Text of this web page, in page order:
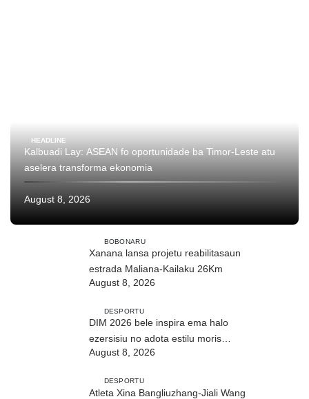
HEADLINE
Kalbuadi Lay: ASEAN fo oportunidade ba Timor-Leste atu
aselera transforma ekonomia
August 8, 2026
BOBONARU
Xanana lansa projetu reabilitasaun
estrada Maliana-Kailaku 26Km
August 8, 2026
DESPORTU
DIM 2026 bele inspira ema halo
ezersisiu no adota estilu moris
saudável
August 8, 2026
DESPORTU
Atleta Xina Bangliuzhang-Jiali Wang